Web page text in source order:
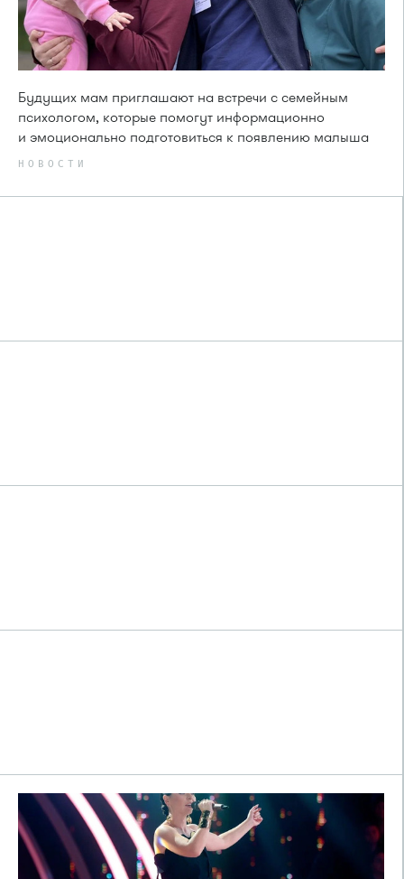
Будущих мам приглашают на встречи с семейным
психологом, которые помогут информационно
и эмоционально подготовиться к появлению малыша
НОВОСТИ